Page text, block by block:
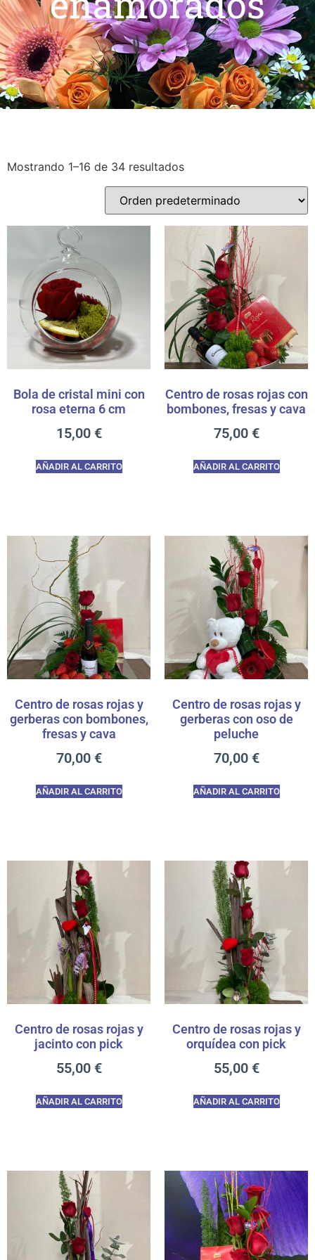
Mostrando 1–16 de 34 resultados
Bola de cristal mini con
rosa eterna 6 cm
15,00 €
AÑADIR AL CARRITO
Centro de rosas rojas con
bombones, fresas y cava
75,00 €
AÑADIR AL CARRITO
Centro de rosas rojas y
gerberas con bombones,
fresas y cava
70,00 €
AÑADIR AL CARRITO
Centro de rosas rojas y
gerberas con oso de
peluche
70,00 €
AÑADIR AL CARRITO
Centro de rosas rojas y
jacinto con pick
55,00 €
AÑADIR AL CARRITO
Centro de rosas rojas y
orquídea con pick
55,00 €
AÑADIR AL CARRITO